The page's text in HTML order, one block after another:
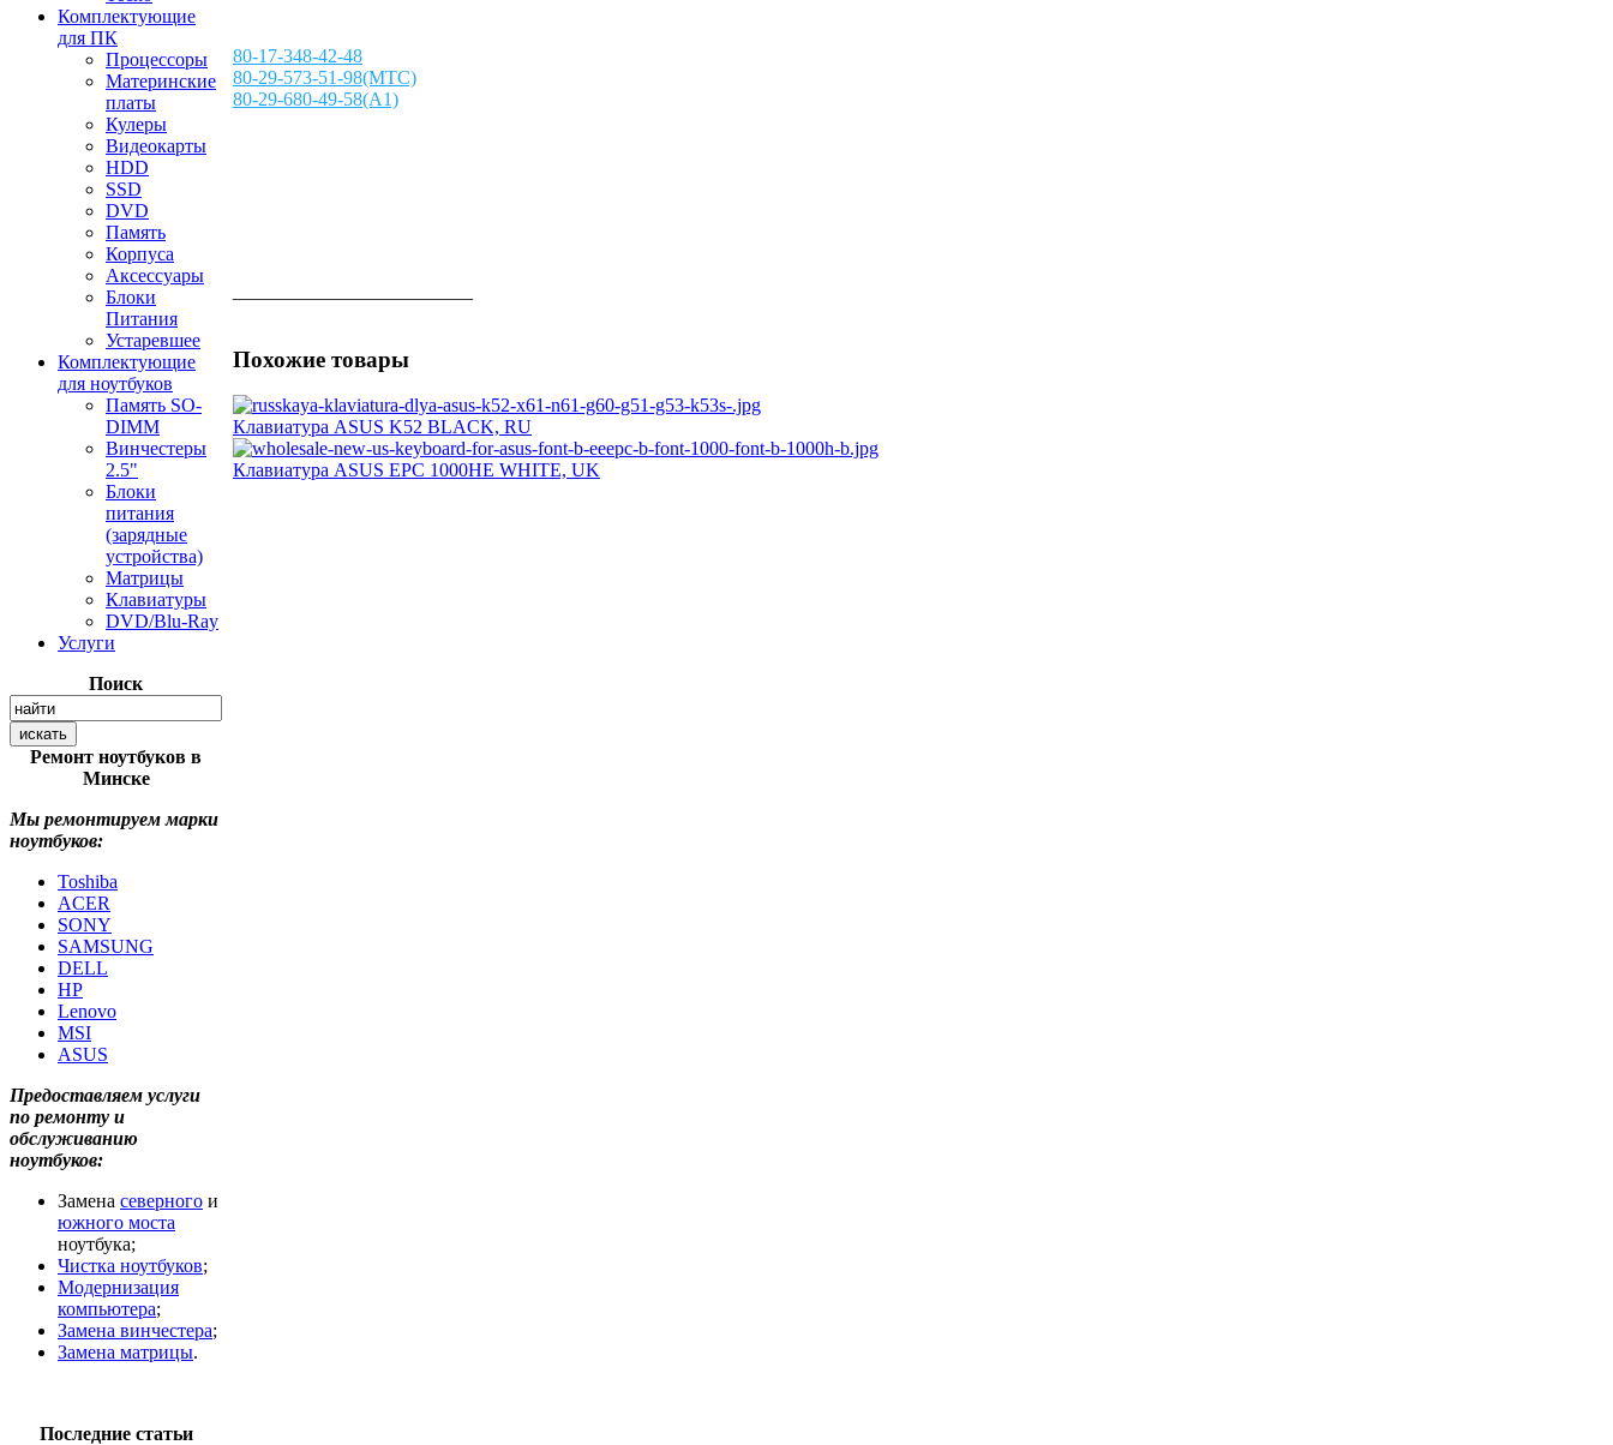
Комплектующие
для ПК
Процессоры
Материнские
платы
Кулеры
Видеокарты
HDD
SSD
DVD
Память
Корпуса
Аксессуары
Блоки
Питания
Устаревшее
Комплектующие
для ноутбуков
Память SO-
DIMM
Винчестеры
2.5"
Блоки
питания
(зарядные
устройства)
Матрицы
Клавиатуры
DVD/Blu-Ray
Услуги
Поиск
Ремонт ноутбуков в
Минске
Мы ремонтируем марки
ноутбуков:
Toshiba
ACER
SONY
SAMSUNG
DELL
HP
Lenovo
MSI
ASUS
Предоставляем услуги
по ремонту и
обслуживанию
ноутбуков:
Замена северного и
южного моста
ноутбука;
Чистка ноутбуков;
Модернизация
компьютера;
Замена винчестера;
Замена матрицы.
Последние статьи
80-17-348-42-48
80-29-573-51-98(МТС)
80-29-680-49-58(А1)
Похожие товары
Клавиатура ASUS K52 BLACK, RU
Клавиатура ASUS EPC 1000HE WHITE, UK